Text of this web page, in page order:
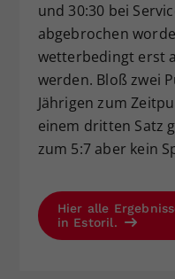
und 30:30 bei
abgebrochen
wetterbedingt erst
werden. Bloß zwei
Jährigen zum
einem dritten Satz
zum 5:7 aber kein
Hier alle
in Estoril.